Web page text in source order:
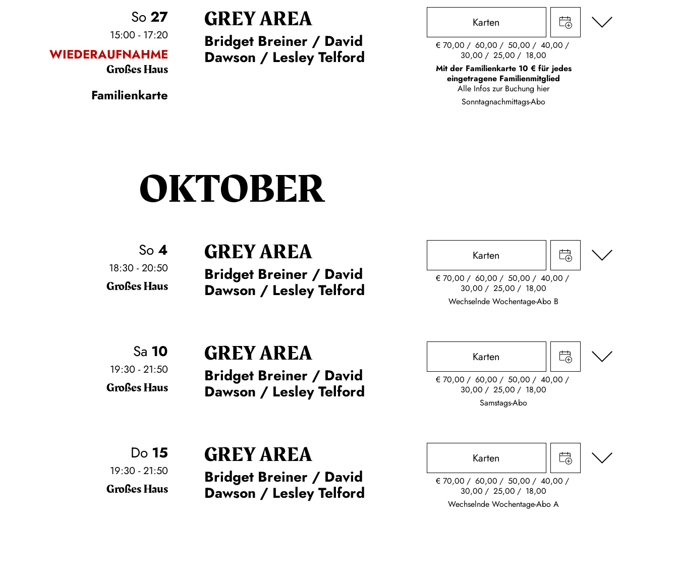
So27
15:00 - 17:20
WIEDERAUFNAHME
Großes Haus
Familienkarte
GREY AREA
Bridget Breiner / David
Dawson / Lesley Telford
Karten
€70,00 60,00 50,00
40,00
30,00
25,00
18,00
Mit der Familienkarte 10 € für jedes
eingetragene Familienmitglied
Alle Infos zur Buchung hier
Sonntagnachmittags-Abo
OKTOBER
So4
18:30 - 20:50
Großes Haus
GREY AREA
Bridget Breiner / David
Dawson / Lesley Telford
Karten
€70,00 60,00 50,00
40,00
30,00
25,00
18,00
Wechselnde Wochentage-Abo B
Sa 10
19:30 - 21:50
Großes Haus
GREY AREA
Bridget Breiner / David
Dawson / Lesley Telford
Karten
€70,00 60,00 50,00
40,00
30,00
25,00
18,00
Samstags-Abo
Do 15
19:30 - 21:50
Großes Haus
GREY AREA
Bridget Breiner / David
Dawson / Lesley Telford
Karten
€70,00 60,00 50,00
40,00
30,00
25,00
18,00
Wechselnde Wochentage-Abo A